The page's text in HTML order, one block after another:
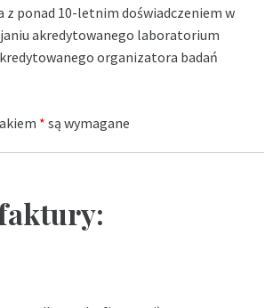
z ponad 10-letnim doświadczeniem w
akredytowanego laboratorium
organizatora badań
* są wymagane